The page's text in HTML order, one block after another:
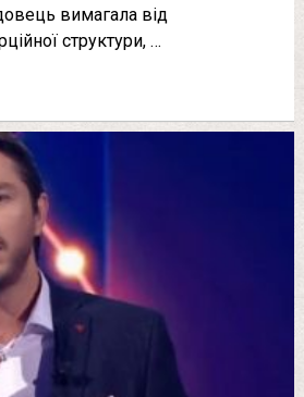
вимагала від
структури, …